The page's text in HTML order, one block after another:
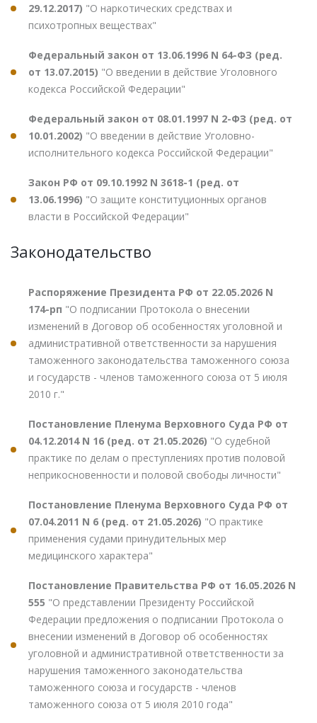
29.12.2017) "О наркотических средствах и
психотропных веществах"
Федеральный закон от 13.06.1996 N 64-ФЗ (ред.
от 13.07.2015) "О введении в действие Уголовного
кодекса Российской Федерации"
Федеральный закон от 08.01.1997 N 2-ФЗ (ред. от
10.01.2002) "О введении в действие Уголовно-
исполнительного кодекса Российской Федерации"
Закон РФ от 09.10.1992 N 3618-1 (ред. от
13.06.1996) "О защите конституционных органов
власти в Российской Федерации"
Законодательство
Распоряжение Президента РФ от 22.05.2026 N
174-рп "О подписании Протокола о внесении
изменений в Договор об особенностях уголовной и
административной ответственности за нарушения
таможенного законодательства таможенного союза
и государств - членов таможенного союза от 5 июля
2010 г."
Постановление Пленума Верховного Суда РФ от
04.12.2014 N 16 (ред. от 21.05.2026) "О судебной
практике по делам о преступлениях против половой
неприкосновенности и половой свободы личности"
Постановление Пленума Верховного Суда РФ от
07.04.2011 N 6 (ред. от 21.05.2026) "О практике
применения судами принудительных мер
медицинского характера"
Постановление Правительства РФ от 16.05.2026 N
555 "О представлении Президенту Российской
Федерации предложения о подписании Протокола о
внесении изменений в Договор об особенностях
уголовной и административной ответственности за
нарушения таможенного законодательства
таможенного союза и государств - членов
таможенного союза от 5 июля 2010 года"